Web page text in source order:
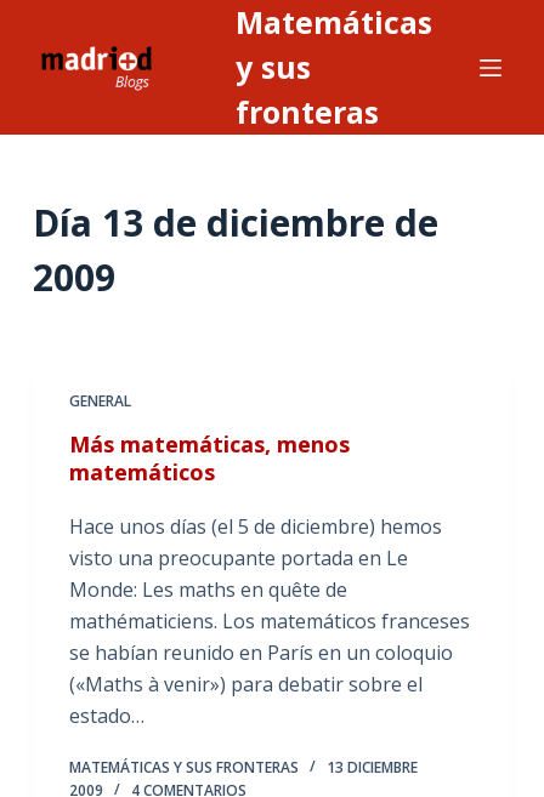
Matemáticas
y sus
fronteras
Día 13 de diciembre de
2009
GENERAL
Más matemáticas, menos
matemáticos
Hace unos días (el 5 de diciembre) hemos
visto una preocupante portada en Le
Monde: Les maths en quête de
mathématiciens. Los matemáticos franceses
se habían reunido en París en un coloquio
(«Maths à venir») para debatir sobre el
estado…
MATEMÁTICAS Y SUS FRONTERAS
13 DICIEMBRE
2009
4 COMENTARIOS